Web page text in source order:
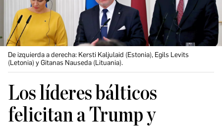
De izquierda a derecha: Kersti Kaljulaid (Estonia), Egils Levits
(Letonia) y Gitanas Nauseda (Lituania).
Los líderes bálticos
felicitan a Trump y